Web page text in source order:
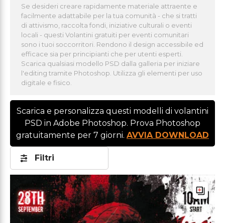
Se desideri creare rapidamente materiale attraente e
facilmente adattabile per la tua comunità - che si tratti
di attivismo, raccolta fondi, iniziative culturali o eventi
locali - questi Volantini gratuiti per eventi comunitari
sono i tuoi soccorritori. Rendono il design accessibile ed
efficace sia per principianti che per utenti esperti.
Scarica qualsiasi modello PSD dalla galleria per iniziare
l'editing tramite Photoshop. Utilizza gli elementi per uso
digitale e fisico.
Scarica e personalizza questi modelli di volantini
PSD in Adobe Photoshop. Prova Photoshop
gratuitamente per 7 giorni. AVVIA DOWNLOAD
Filtri